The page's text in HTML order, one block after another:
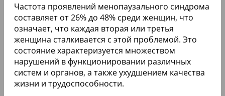
Частота проявлений менопаузального синдрома
составляет от 26% до 48% среди женщин, что
означает, что каждая вторая или третья
женщина сталкивается с этой проблемой. Это
состояние характеризуется множеством
нарушений в функционировании различных
систем и органов, а также ухудшением качества
жизни и трудоспособности.